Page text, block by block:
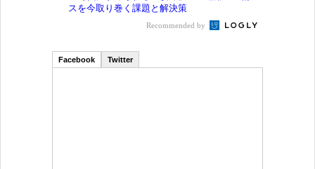
スを今取り巻く課題と解決策
Recommended by
Facebook Twitter